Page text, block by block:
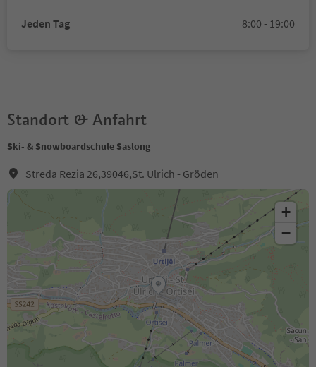
Jeden Tag 8:00 - 19:00
Standort & Anfahrt
Ski- & Snowboardschule Saslong
Streda Rezia 26,39046,St. Ulrich - Gröden
+
−